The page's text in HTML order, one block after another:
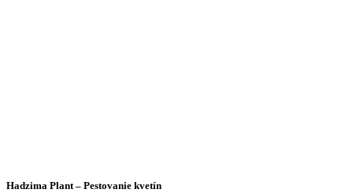
Hadzima Plant – Pestovanie kvetín